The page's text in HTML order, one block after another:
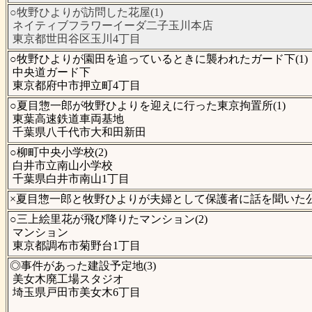
○牧野ひよりが訪問した花屋(1)
ネイティブフラワーイーダ二子玉川本店
東京都世田谷区玉川4丁目
○牧野ひよりが園田を追っているときに襲われたガード下(1)
中央道ガード下
東京都府中市押立町4丁目
○夏目惣一郎が牧野ひよりを迎えに行った東京拘置所(1)
東葉高速鉄道車両基地
千葉県八千代市大和田新田
○柳町中央小学校(2)
白井市立南山小学校
千葉県白井市南山1丁目
×夏目惣一郎と牧野ひよりが夫婦として保護者に話を聞いた
○三上絵里花が飛び降りたマンション(2)
マンション
東京都調布市菊野台1丁目
◎事件があった建設予定地(3)
美女木廃工場スタジオ
埼玉県戸田市美女木6丁目